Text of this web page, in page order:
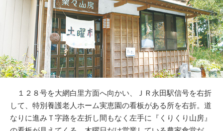
１２８号を大網白里方面へ向かい、ＪＲ永田駅信号を右折
して、特別養護老人ホーム実恵園の看板がある所を右折。道
なりに進みＴ字路を左折し間もなく左手に『くりくり山房』